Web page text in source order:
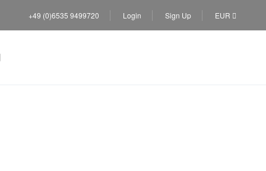
+49 (0)6535 9499720 Login Sign Up EUR